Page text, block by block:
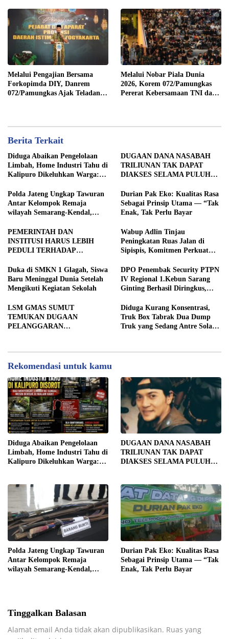
DIBORONGKAN KE PIHAK
LUAR DESA, PEKERJA
DIBAYAR Rp90 RIBU
Melalui Pengajian Bersama
Forkopimda DIY, Danrem
072/Pamungkas Ajak Teladani
Melalui Nobar Piala Dunia
2026, Korem 072/Pamungkas
Pererat Kebersamaan TNI dan
Berita Terkait
Diduga Abaikan Pengelolaan
Limbah, Home Industri Tahu di
Kalipuro Dikeluhkan Warga:
Mesin di Malam Hari
DUGAAN DANA NASABAH
TRILIUNAN TAK DAPAT
DIAKSES SELAMA PULUHAN
SEMARANG DESAK
TRANSPARANSI DAN
PEMERIKSAAN
Polda Jateng Ungkap Tawuran
Antar Kelompok Remaja
wilayah Semarang-Kendal,
17 DPO Diburu
Durian Pak Eko: Kualitas Rasa
Sebagai Prinsip Utama — “Tak
Enak, Tak Perlu Bayar
PEMERINTAH DAN
INSTITUSI HARUS LEBIH
PEDULI TERHADAP
STRATEGIS PEMBANGUNAN
Wabup Adlin Tinjau
Peningkatan Ruas Jalan di
Sipispis, Komitmen Perkuat
Duka di SMKN 1 Glagah, Siswa
Baru Meninggal Dunia Setelah
Mengikuti Kegiatan Sekolah
DPO Penembak Security PTPN
IV Regional 1.Kebun Sarang
Ginting Berhasil Diringkus,
2025
LSM GMAS SUMUT
TEMUKAN DUGAAN
PELANGGARAN
DIBORONGKAN KE PIHAK
LUAR DESA, PEKERJA
Diduga Kurang Konsentrasi,
Truk Box Tabrak Dua Dump
Truk yang Sedang Antre Solar
Rekomendasi untuk kamu
Diduga Abaikan Pengelolaan
Limbah, Home Industri Tahu di
Kalipuro Dikeluhkan Warga:
DUGAAN DANA NASABAH
TRILIUNAN TAK DAPAT
DIAKSES SELAMA PULUHAN
TRANSPARANSI DAN
PEMERIKSAAN
MENYELURUH
Polda Jateng Ungkap Tawuran
Antar Kelompok Remaja
wilayah Semarang-Kendal,
Durian Pak Eko: Kualitas Rasa
Sebagai Prinsip Utama — “Tak
Enak, Tak Perlu Bayar
Tinggalkan Balasan
Alamat email Anda tidak akan dipublikasikan. Ruas yang